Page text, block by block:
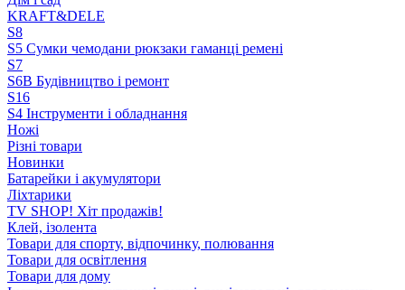
KRAFT&DELE
S8
S5 Сумки чемодани рюкзаки гаманці ремені
S7
S6B Будівництво і ремонт
S16
S4 Інструменти і обладнання
Ножі
Різні товари
Новинки
Батарейки і акумулятори
Ліхтарики
TV SHOP! Хіт продажів!
Клей, ізолента
Товари для спорту, відпочинку, полювання
Товари для освітлення
Товари для дому